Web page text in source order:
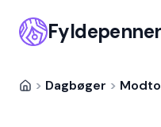
> Dagbøger >